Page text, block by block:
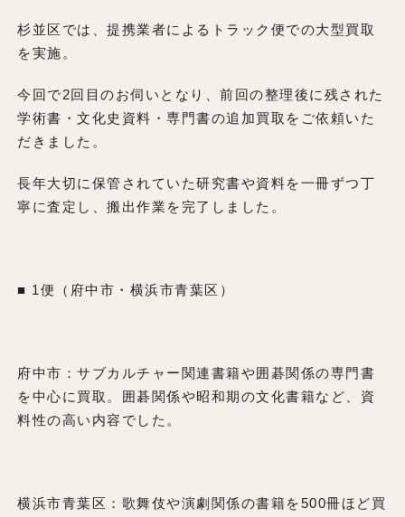
杉並区では、提携業者によるトラック便での大型買取
を実施。
今回で2回目のお伺いとなり、前回の整理後に残された
学術書・文化史資料・専門書の追加買取をご依頼いた
だきました。
長年大切に保管されていた研究書や資料を一冊ずつ丁
寧に査定し、搬出作業を完了しました。
■ 1便（府中市・横浜市青葉区）
府中市：サブカルチャー関連書籍や囲碁関係の専門書
を中心に買取。囲碁関係や昭和期の文化書籍など、資
料性の高い内容でした。
横浜市青葉区：歌舞伎や演劇関係の書籍を500冊ほど買